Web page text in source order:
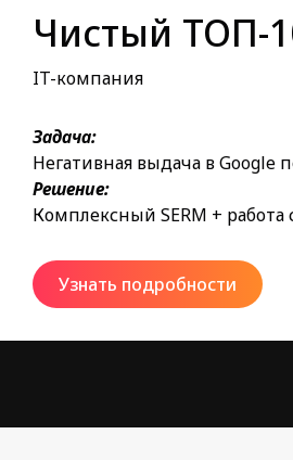
Чистый ТОП-
IT-компания
Задача:
Негативная выдача в
Решение:
Комплексный SERM + работа
Узнать подробности